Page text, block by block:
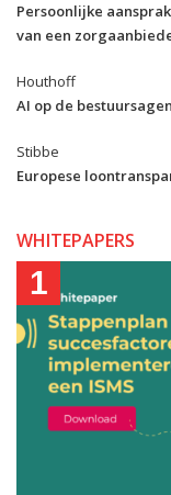
Persoonlijke
van een
Houthoff
AI op de
Stibbe
Europese
WHITEPAPERS
1